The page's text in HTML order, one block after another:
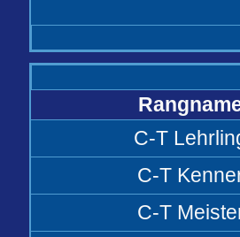
C-T
C-T
C-T